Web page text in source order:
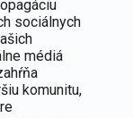
sociálnych
médiá
komunitu,